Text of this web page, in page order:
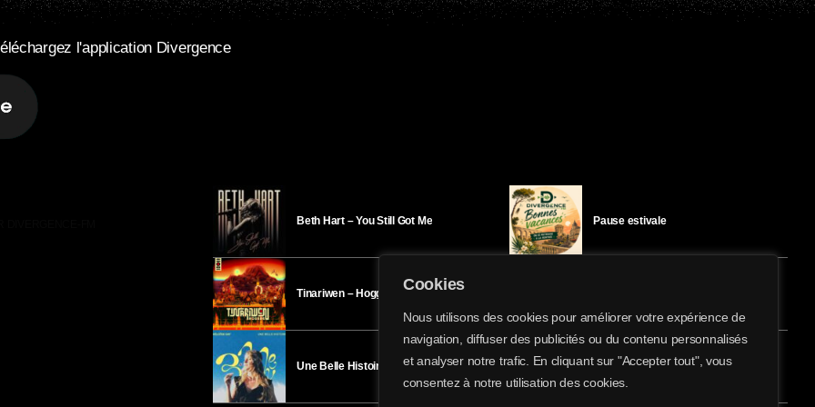
Cookies
Nous utilisons des cookies pour améliorer votre expérience de
navigation, diffuser des publicités ou du contenu personnalisés
et analyser notre trafic. En cliquant sur "Accepter tout", vous
consentez à notre utilisation des cookies.
share
email
l'application Divergence
Beth Hart – You Still Got Me
Tinariwen – Hoggar
Une Belle Histoire – Héloïse Bay
Pause estivale
Ici l’Ombre – mardi 28 juillet